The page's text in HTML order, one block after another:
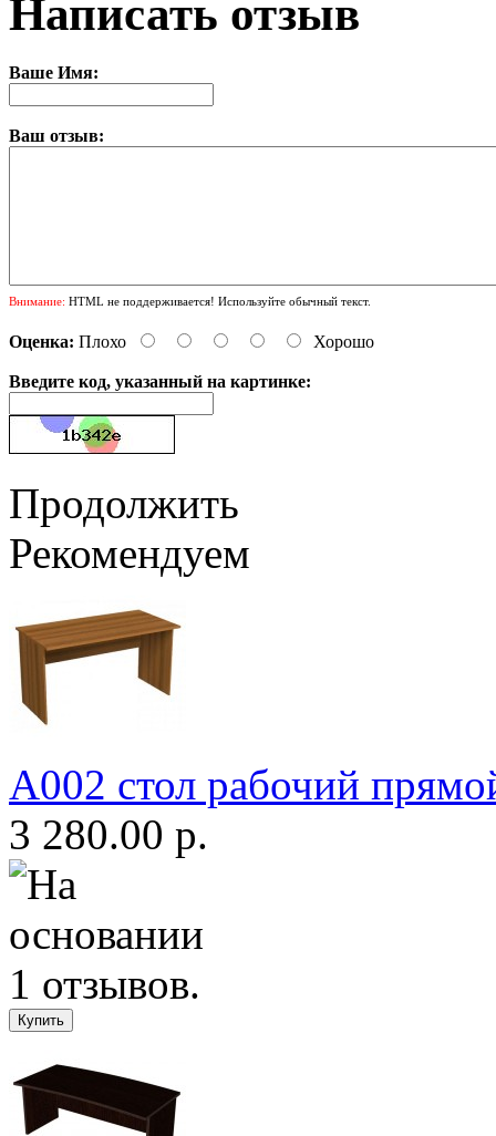
Написать отзыв
Ваше Имя:
Ваш отзыв:
Внимание: HTML не поддерживается! Используйте обычный текст.
Оценка: Плохо Хорошо
Введите код, указанный на картинке:
Продолжить
Рекомендуем
А002 стол рабочий
3 280.00 р.